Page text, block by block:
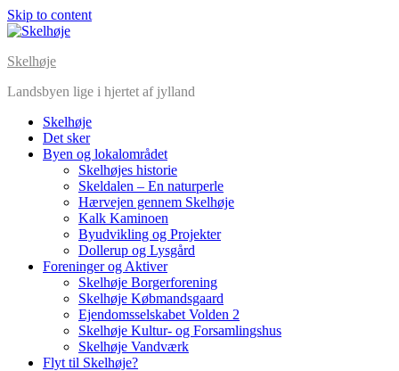
Skip to content
Skelhøje
Landsbyen lige i hjertet af jylland
Skelhøje
Det sker
Byen og lokalområdet
Skelhøjes historie
Skeldalen – En naturperle
Hærvejen gennem Skelhøje
Kalk Kaminoen
Byudvikling og Projekter
Dollerup og Lysgård
Foreninger og Aktiver
Skelhøje Borgerforening
Skelhøje Købmandsgaard
Ejendomsselskabet Volden 2
Skelhøje Kultur- og Forsamlingshus
Skelhøje Vandværk
Flyt til Skelhøje?